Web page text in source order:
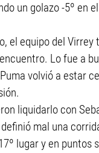
un golazo -5º en
el equipo del Virrey
Lo fue a
volvió a estar
liquidarlo con
mal una
lugar y en puntos